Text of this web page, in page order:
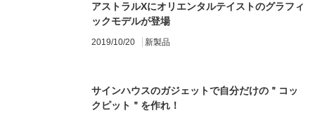
アストラルXにオリエンタルテイストのグラフィ
ックモデルが登場
2019/10/20 新製品
サインハウスのガジェットで自分だけの＂コッ
クピット＂を作れ！